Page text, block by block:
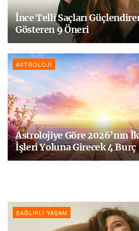
İnce Telli Saçları
Gösteren 9 Öneri
ASTROLOJI
Astrolojiye Göre 2026’nın
İşleri Yoluna Girecek 4 Burç
SAĞLIKLI YAŞAM